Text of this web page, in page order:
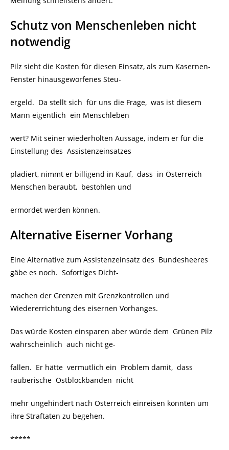
Schutz von Menschenleben nicht
notwendig
Pilz sieht die Kosten für diesen Einsatz, als zum Kasernen-
Fenster hinausgeworfenes Steu-
ergeld. Da stellt sich für uns die Frage, was ist diesem
Mann eigentlich ein Menschleben
wert? Mit seiner wiederholten Aussage, indem er für die
Einstellung des Assistenzeinsatzes
plädiert, nimmt er billigend in Kauf, dass in Österreich
Menschen beraubt, bestohlen und
ermordet werden können.
Alternative Eiserner Vorhang
Eine Alternative zum Assistenzeinsatz des Bundesheeres
gäbe es noch. Sofortiges Dicht-
machen der Grenzen mit Grenzkontrollen und
Wiedererrichtung des eisernen Vorhanges.
Das würde Kosten einsparen aber würde dem Grünen Pilz
wahrscheinlich auch nicht ge-
fallen. Er hätte vermutlich ein Problem damit, dass
räuberische Ostblockbanden nicht
mehr ungehindert nach Österreich einreisen könnten um
ihre Straftaten zu begehen.
*****